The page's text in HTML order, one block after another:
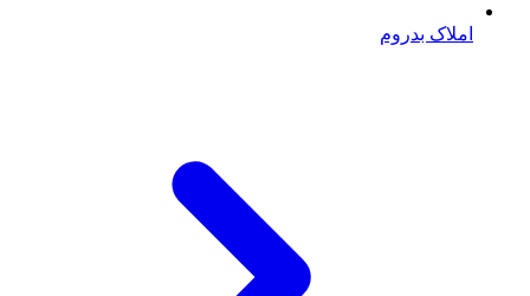
املاک بدروم